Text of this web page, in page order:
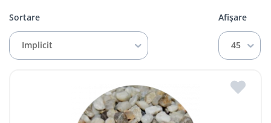
Sortare
Implicit
Afișare
45